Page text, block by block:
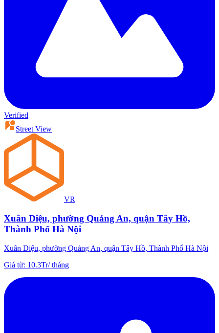
Verified
Street View
VR
Xuân Diệu, phường Quảng An, quận Tây Hồ,
Thành Phố Hà Nội
Xuân Diệu, phường Quảng An, quận Tây Hồ, Thành Phố Hà Nội
Giá từ: 10.3Tr/tháng